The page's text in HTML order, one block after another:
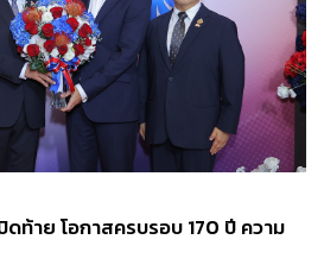
ท้าย โอกาสครบรอบ 170 ปี ความ